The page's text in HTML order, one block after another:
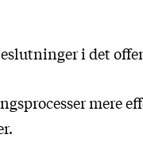
i det
mere